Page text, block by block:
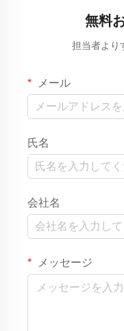
無料
担当者より
メール
氏名
会社名
メッセージ